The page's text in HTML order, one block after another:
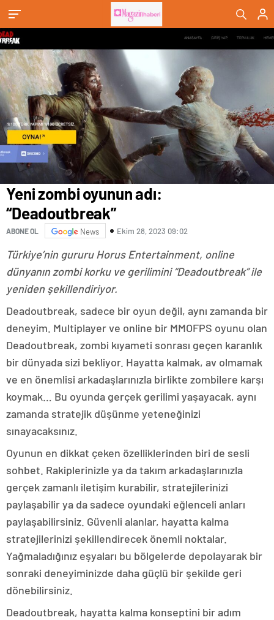
Yeni zombi oyunun adı:
“Deadoutbreak”
ABONE OL News Ekim 28, 2023 09:02
Türkiye’nin gururu Horus Entertainment, online
dünyanın zombi korku ve gerilimini “Deadoutbreak” ile
yeniden şekillendiriyor.
Deadoutbreak, sadece bir oyun değil, aynı zamanda bir
deneyim. Multiplayer ve online bir MMOFPS oyunu olan
Deadoutbreak, zombi kıyameti sonrası geçen karanlık
bir dünyada sizi bekliyor. Hayatta kalmak, av olmamak
ve en önemlisi arkadaşlarınızla birlikte zombilere karşı
koymak… Bu oyunda gerçek gerilimi yaşayacak, aynı
zamanda stratejik düşünme yeteneğinizi
sınayacaksınız.
Oyunun en dikkat çeken özelliklerinden biri de sesli
sohbet. Rakiplerinizle ya da takım arkadaşlarınızla
gerçek zamanlı iletişim kurabilir, stratejilerinizi
paylaşabilir ya da sadece oyundaki eğlenceli anları
paylaşabilirsiniz. Güvenli alanlar, hayatta kalma
stratejilerinizi şekillendirecek önemli noktalar.
Yağmaladığınız eşyaları bu bölgelerde depolayarak bir
sonraki deneyiminizde daha güçlü bir şekilde geri
dönebilirsiniz.
Deadoutbreak, hayatta kalma konseptini bir adım